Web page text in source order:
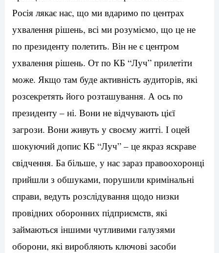
Росія лякає нас, що ми вдаримо по центрах
ухвалення рішень, всі ми розуміємо, що це не
по президенту полетить. Він не є центром
ухвалення рішень. От по КБ “Луч” прилетіти
може. Якщо там буде активність аудиторів, які
розсекретять його розташування. А ось по
президенту – ні. Вони не відчувають цієї
загрози. Вони живуть у своєму житті. І оцей
шокуючий допис КБ “Луч” – це якраз яскраве
свідчення. Ба більше, у нас зараз правоохоронці
прийшли з обшуками, порушили кримінальні
справи, ведуть розслідування щодо низки
провідних оборонних підприємств, які
займаються іншими чутливими галузями
оборони, які виробляють ключові засоби